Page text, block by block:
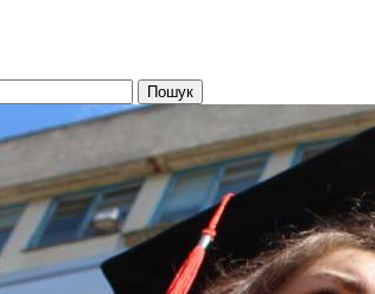
Пошук